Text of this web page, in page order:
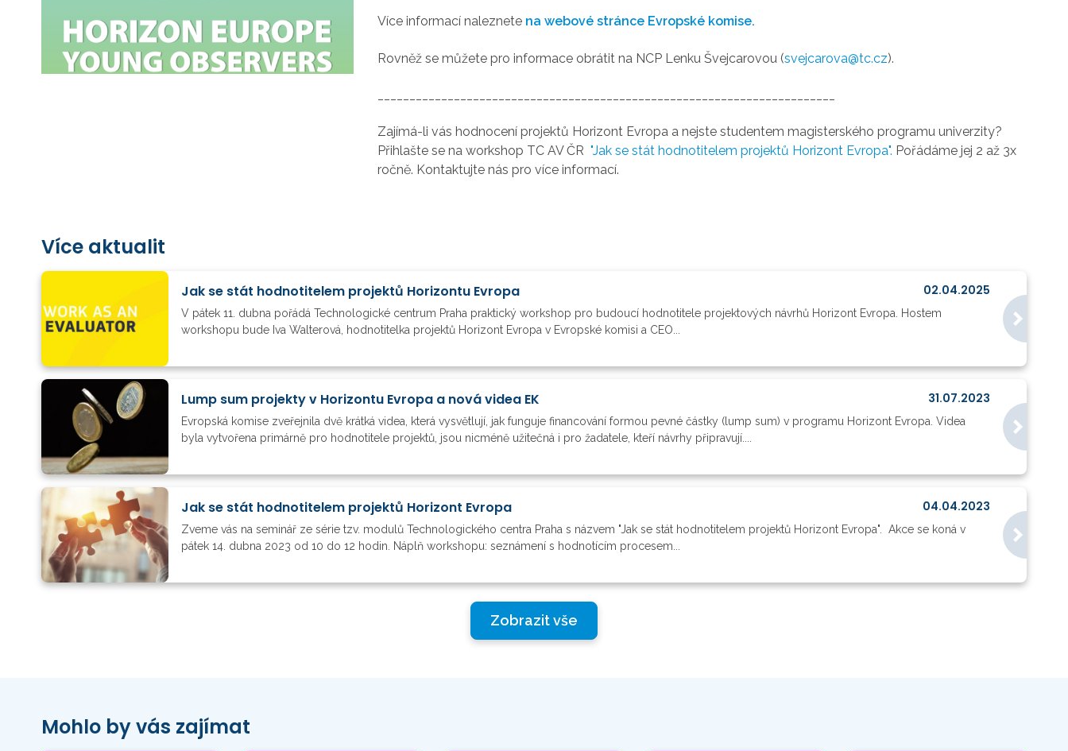
Více informací naleznete na webové stránce Evropské komise.
Rovněž se můžete pro informace obrátit na NCP Lenku Švejcarovou (svejcarova@tc.cz).
Zajímá-li vás hodnocení projektů Horizont Evropa a nejste studentem magisterského programu univerzity?
Přihlašte se na workshop TC AV ČR"Jak se stát hodnotitelem projektů Horizont Evropa". Pořádáme jej 2 až 3x
ročně. Kontaktujte nás pro více informací.
Více aktualit
Jak se stát hodnotitelem projektů Horizontu Evropa 02.04.2025
V pátek 11. dubna pořádá Technologické centrum Praha praktický workshop pro budoucí hodnotitele projektových návrhů Horizont Evropa. Hostem
workshopu bude Iva Walterová, hodnotitelka projektů Horizont Evropa v Evropské komisi a CEO...
Lump sum projekty v Horizontu Evropa a nová videa EK 31.07.2023
Evropská komise zveřejnila dvě krátká videa, která vysvětlují, jak funguje financování formou pevné částky (lump sum) v programu Horizont Evropa. Videa
byla vytvořena primárně pro hodnotitele projektů, jsou nicméně užitečná i pro žadatele, kteří návrhy připravují....
Jak se stát hodnotitelem projektů Horizont Evropa 04.04.2023
Zveme vás na seminář ze série tzv. modulů Technologického centra Praha s názvem "Jak se stát hodnotitelem projektů Horizont Evropa". Akce se koná v
pátek 14. dubna 2023 od 10 do 12 hodin. Náplň workshopu: seznámení s hodnotícím procesem...
Zobrazit vše
Mohlo by vás zajímat